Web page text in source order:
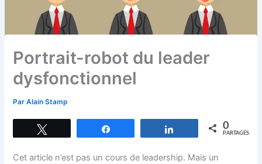
Portrait-robot du leader
dysfonctionnel
ParAlain Stamp
Partagez 0
PARTAGES
Cet article n’est pas un cours de leadership. Mais un